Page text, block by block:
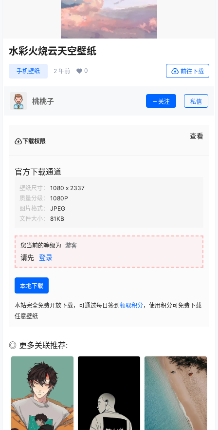
水彩火烧云天空壁纸
手机壁纸 2 年前 0 前往下载
桃桃子 关注 私信
下载权限
查看
官方下载通道
壁纸尺寸：
1080 x 2337
质量分级：
1080P
图片格式：
JPEG
文件大小：
81KB
您当前的等级为 游客
请先 登录
本地下载
本站完全免费开放下载，可通过每日签到 领取积分，使用积分可免费下载
任意壁纸
◎ 更多关联推荐: